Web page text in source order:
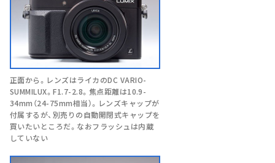
正面から。レンズはライカのDC VARIO-
SUMMILUX。F1.7-2.8。焦点距離は10.9-
34mm（24-75mm相当）。レンズキャップが
付属するが、別売りの自動開閉式キャップを
買いたいところだ。なおフラッシュは内蔵
していない